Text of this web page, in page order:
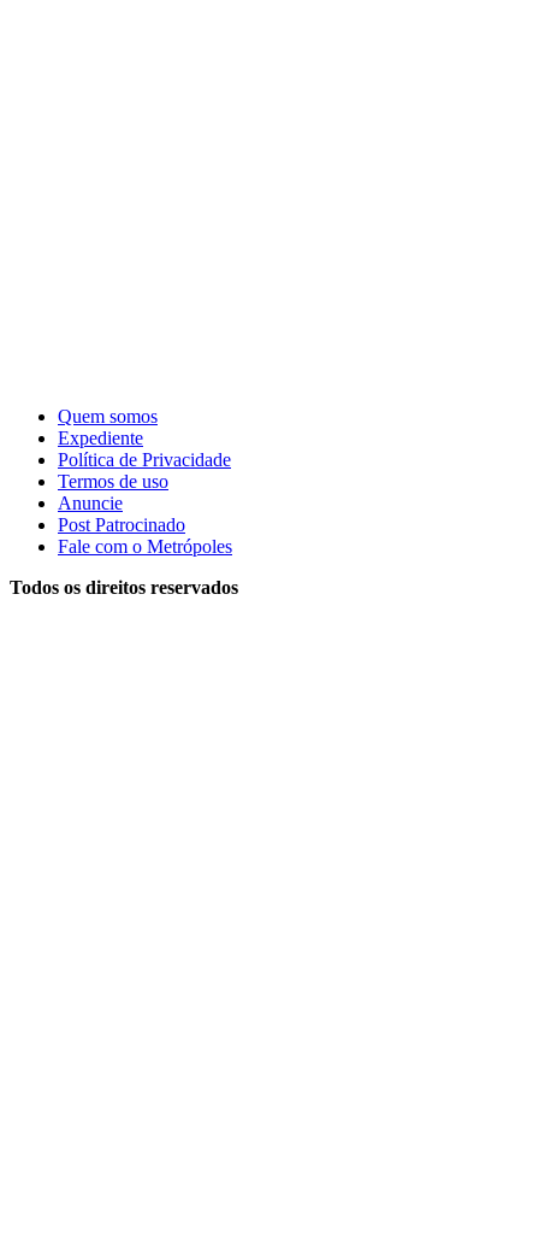
Quem somos
Expediente
Política de Privacidade
Termos de uso
Anuncie
Post Patrocinado
Fale com o Metrópoles
Todos os direitos reservados